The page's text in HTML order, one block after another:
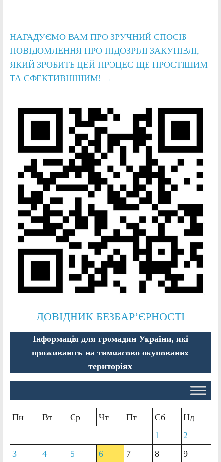
НАГАДУЄМО ВАМ ПРО ЗРУЧНИЙ СПОСІБ
ПОВІДОМЛЕННЯ ПРО ПІДОЗРІЛІ ЗАКУПІВЛІ,
ЯКИЙ ЗРОБИТЬ ЦЕЙ ПРОЦЕС ЩЕ ПРОСТІШИМ
ТА ЄФЕКТИВНІШИМ! →
ДОВІДНИК БЕЗБАР’ЄРНОСТІ
Інформація для громадян України, які
проживають на тимчасово окупованих
територіях
Пн Вт Ср Чт Пт Сб
Нд
1
2
3
4 5 6 7 8
9